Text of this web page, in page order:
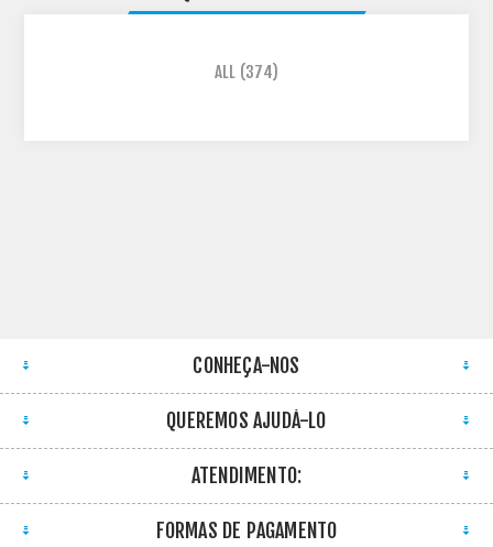
ALL (374)
CONHEÇA-NOS
QUEREMOS AJUDÁ-LO
ATENDIMENTO:
FORMAS DE PAGAMENTO